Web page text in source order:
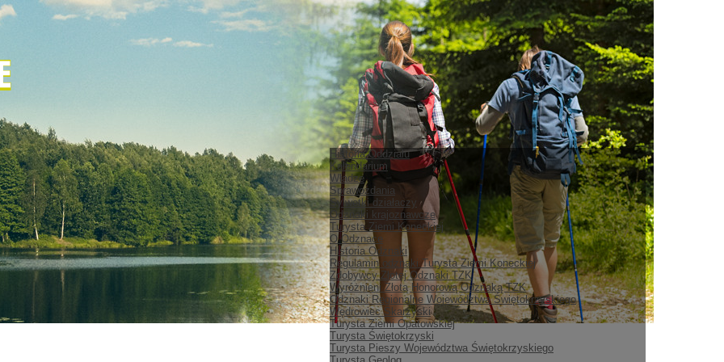
Historia Oddziału
Kalendarium
Władze
Sprawozdania
Sylwetki działaczy
Odznaki krajoznawcze
Turysta Ziemi Koneckiej
O Odznace
Historia Odznaki
Regulamin odznaki Turysta Ziemi Koneckiej
Zdobywcy Złotej Odznaki TZK
Wyróżnieni Złotą Honorową Odznaką TZK
Odznaki Regionalne Województwa Świętokrzyskiego
Wędrowiec Skarżyski
Turysta Ziemi Opatowskiej
Turysta Świętokrzyski
Turysta Pieszy Województwa Świętokrzyskiego